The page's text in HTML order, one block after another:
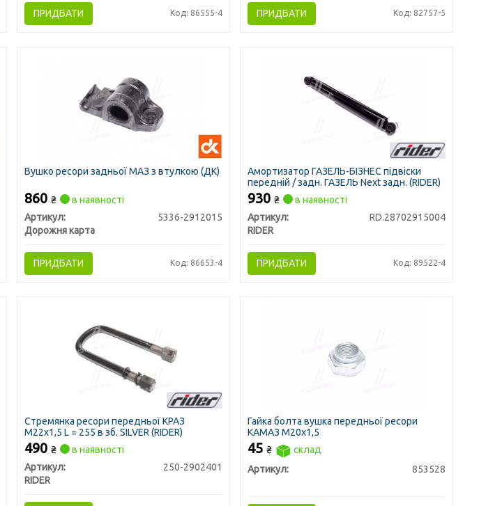
ПРИДБАТИ Код: 86555-4 ПРИДБАТИ Код: 82757-5
Вушко ресори задньої МАЗ з втулкою (ДК)
860₴
в наявності
Артикул:
5336-2912015
Дорожня карта
ПРИДБАТИ Код: 86653-4
Амортизатор ГАЗЕЛЬ-БІЗНЕС підвіски
передній / задн. ГАЗЕЛЬ Next задн. (RIDER)
930₴
в наявності
Артикул:
RD.28702915004
RIDER
ПРИДБАТИ Код: 89522-4
Стремянка ресори передньої КРАЗ
М22х1,5 L = 255 в зб. SILVER (RIDER)
490₴
в наявності
Артикул:
250-2902401
RIDER
Гайка болта вушка передньої ресори
КАМАЗ М20х1,5
45₴
склад
Артикул:
853528